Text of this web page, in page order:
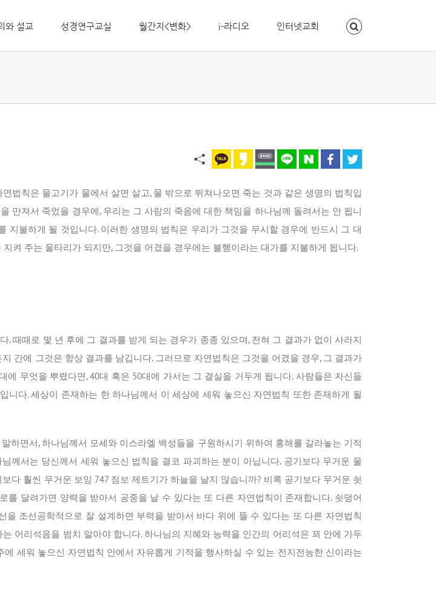
와 설교 성경연구교실 월간지<변화> i-라디오 인터넷교회
법칙은 물고기가 물에서 살면 살고, 물 밖으로 뛰쳐나오면 죽는 것과 같은 생명의 법칙입
만져서 죽었을 경우에, 우리는 그 사람의 죽음에 대한 책임을 하나님께 돌려서는 안 됩니
지불하게 될 것입니다. 이러한 생명의 법칙은 우리가 그것을 무시할 경우에 반드시 그 대
켜 주는 울타리가 되지만, 그것을 어겼을 경우에는 불행이라는 대가를 지불하게 됩니다.
때때로 몇 년 후에 그 결과를 받게 되는 경우가 종종 있으며, 전혀 그 결과가 없이 사라지
간에 그것은 항상 결과를 남깁니다. 그러므로 자연법칙은 그것을 어겼을 경우, 그 결과가
무엇을 뿌렸다면, 40대 혹은 50대에 가서는 그 결실을 거두게 됩니다. 사람들은 자신들
다. 세상이 존재하는 한 하나님께서 이 세상에 세워 놓으신 자연법칙 또한 존재하게 될
하면서, 하나님께서 모세와 이스라엘 백성들을 구원하시기 위하여 홍해를 갈라놓는 기적
께서는 당신께서 세워 놓으신 법칙을 결코 파괴하는 분이 아닙니다. 공기보다 무거운 물
다 훨씬 무거운 보잉 747 점보 제트기가 하늘을 날지 않습니까? 비록 공기보다 무거운 쇳
달려가면 양력을 받아서 공중을 날 수 있다는 또 다른 자연법칙이 존재합니다. 쇳덩어
조선공학적으로 잘 설계하면 부력을 받아서 바다 위에 뜰 수 있다는 또 다른 자연법칙
어리석음을 범치 말아야 합니다. 하나님의 지혜와 능력을 인간의 어리석은 꾀 안에 가두
세워 놓으신 자연법칙 안에서 자유롭게 기적을 행사하실 수 있는 전지전능한 신이라는